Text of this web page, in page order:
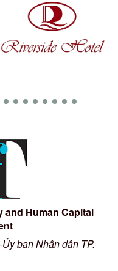
and Human Capital
ban Nhân dân TP.